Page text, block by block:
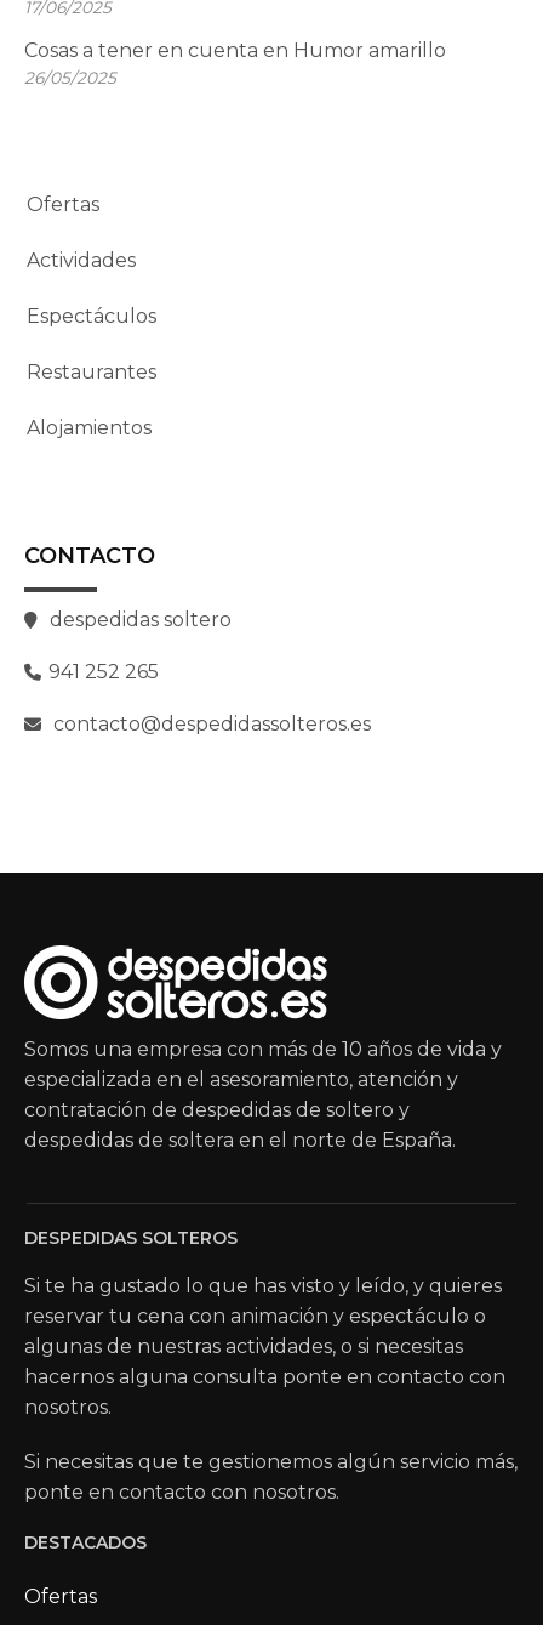
17/06/2025
Cosas a tener en cuenta en Humor amarillo
26/05/2025
Ofertas
Actividades
Espectáculos
Restaurantes
Alojamientos
CONTACTO
despedidas soltero
941 252 265
contacto@despedidassolteros.es
Somos una empresa con más de 10 años de vida y
especializada en el asesoramiento, atención y
contratación de despedidas de soltero y
despedidas de soltera en el norte de España.
DESPEDIDAS SOLTEROS
Si te ha gustado lo que has visto y leído, y quieres
reservar tu cena con animación y espectáculo o
algunas de nuestras actividades, o si necesitas
hacernos alguna consulta ponte en contacto con
nosotros.
Si necesitas que te gestionemos algún servicio más,
ponte en contacto con nosotros.
DESTACADOS
Ofertas